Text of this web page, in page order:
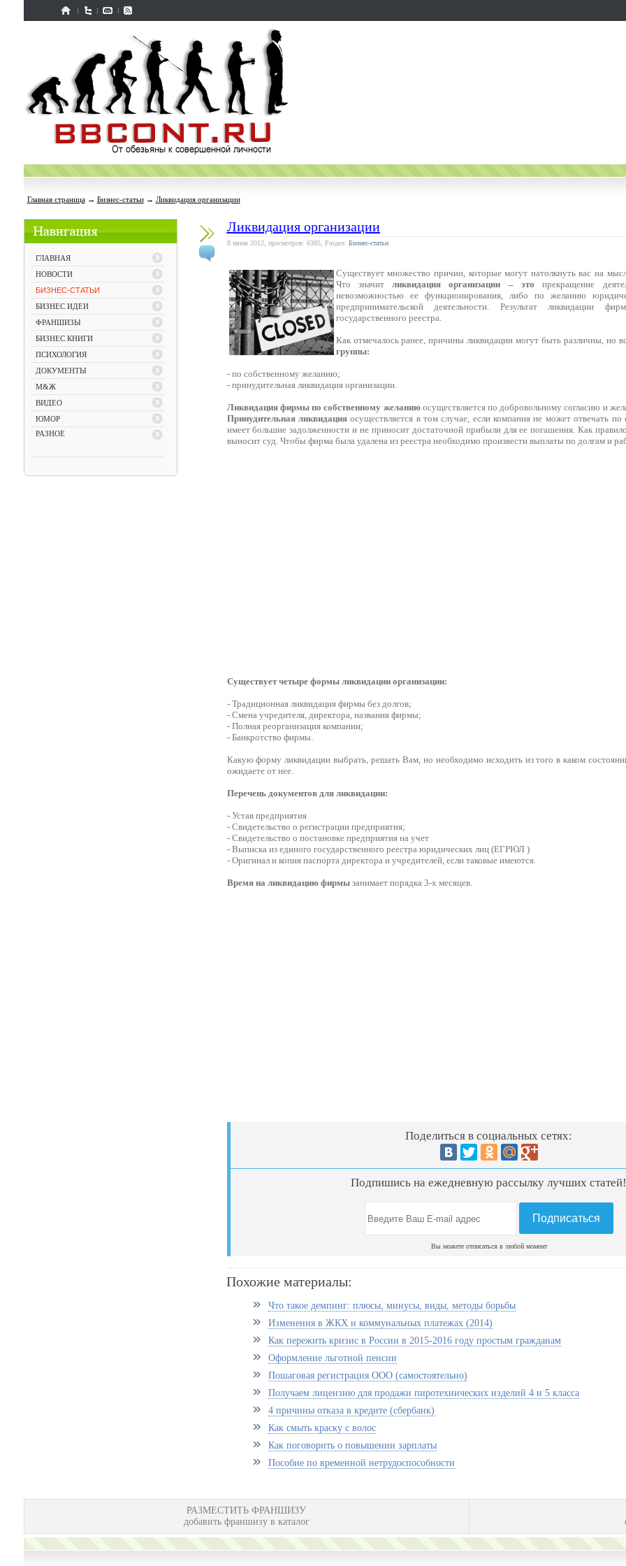
Главная страница→ Бизнес-статьи→ Ликвидация организации
ГЛАВНАЯ
НОВОСТИ
БИЗНЕС-СТАТЬИ
БИЗНЕС ИДЕИ
ФРАНШИЗЫ
БИЗНЕС КНИГИ
ПСИХОЛОГИЯ
ДОКУМЕНТЫ
М&Ж
ВИДЕО
ЮМОР
РАЗНОЕ
Ликвидация организации
8 июня 2012, просмотров: 6385, Раздел: Бизнес-статьи
Существует множество причин, которые могут натолкнуть вас на
Что значитликвидация организации – это прекращение
невозможностью ее функционирования, либо по желанию
предпринимательской деятельности. Результат ликвидации
государственного реестра.
Как отмечалось ранее, причины ликвидации могут быть различны, но
группы:
- по собственному желанию;
- принудительная ликвидация организации.
Ликвидация фирмы по собственному желаниюосуществляется по добровольному согласию и
Принудительная ликвидацияосуществляется в том случае, если компания не может отвечать по
имеет большие задолженности и не приносит достаточной прибыли для ее погашения. Как
выносит суд. Чтобы фирма была удалена из реестра необходимо произвести выплаты по долгам и
Существует четыре формы ликвидации организации:
- Традиционная ликвидация фирмы без долгов;
- Смена учредителя, директора, названия фирмы;
- Полная реорганизация компании;
- Банкротство фирмы.
Какую форму ликвидации выбрать, решать Вам, но необходимо исходить из того в каком
ожидаете от нее.
Перечень документов для ликвидации:
- Устав предприятия
- Свидетельство о регистрации предприятия;
- Свидетельство о постановке предприятия на учет
- Выписка из единого государственного реестра юридических лиц (ЕГРЮЛ )
- Оригинал и копия паспорта директора и учредителей, если таковые имеются.
Время на ликвидацию фирмызанимает порядка 3-х месяцев.
Поделиться в социальных сетях:
Подпишись на ежедневную рассылку лучших
Вы можете отписаться в любой момент
Похожие материалы:
Что такое демпинг: плюсы, минусы, виды, методы борьбы
Изменения в ЖКХ и коммунальных платежах (2014)
Как пережить кризис в России в 2015-2016 году простым гражданам
Оформление льготной пенсии
Пошаговая регистрация ООО (самостоятельно)
Получаем лицензию для продажи пиротехнических изделий 4 и 5 класса
4 причины отказа в кредите (сбербанк)
Как смыть краску с волос
Как поговорить о повышении зарплаты
Пособие по временной нетрудоспособности
РАЗМЕСТИТЬ ФРАНШИЗУ
добавить франшизу в каталог